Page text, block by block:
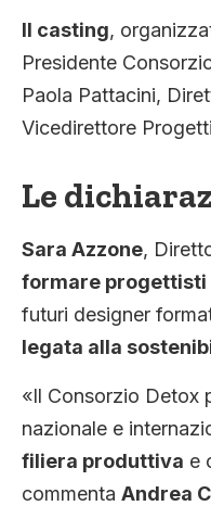
Il casting,
Presidente
Paola Pattacini,
Vicedirettore
Le
Sara Azzone,
formare progettisti
futuri designer
legata alla
«Il Consorzio Detox
nazionale e
filiera produttiva e
commenta Andrea